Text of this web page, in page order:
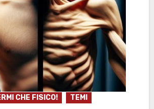
CHE FISICO! TEMI